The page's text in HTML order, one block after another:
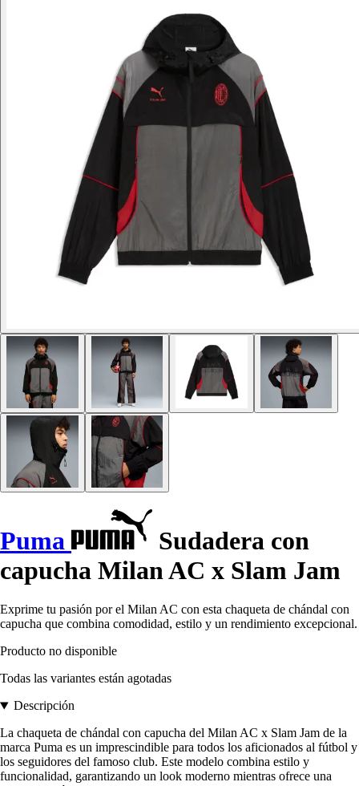
Puma
Sudadera con
capucha Milan AC x Slam Jam
Exprime tu pasión por el Milan AC con esta chaqueta de chándal con
capucha que combina comodidad, estilo y un rendimiento excepcional.
Producto no disponible
Todas las variantes están agotadas
Descripción
La chaqueta de chándal con capucha del Milan AC x Slam Jam de la
marca Puma es un imprescindible para todos los aficionados al fútbol y
los seguidores del famoso club. Este modelo combina estilo y
funcionalidad, garantizando un look moderno mientras ofrece una